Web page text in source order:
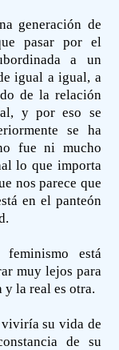
generación de
pasar por el
a un
igual a igual, a
de la relación
y por eso se
se ha
fue ni mucho
lo que importa
nos parece que
en el panteón
está
muy lejos para
la real es otra.
viviría su vida de
de su